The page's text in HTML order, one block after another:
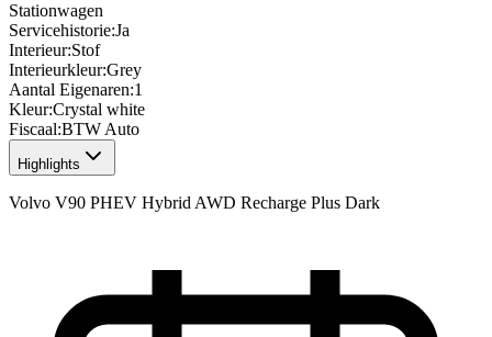
Stationwagen
Servicehistorie:Ja
Interieur:Stof
Interieurkleur:Grey
Aantal Eigenaren:1
Kleur:Crystal white
Fiscaal:BTW Auto
Highlights
Volvo V90 PHEV Hybrid AWD Recharge Plus Dark